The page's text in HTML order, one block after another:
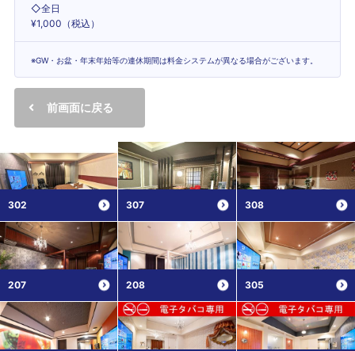
◇全日
¥1,000（税込）
※GW・お盆・年末年始等の連休期間は料金システムが異なる場合がございます。
前画面に戻る
302 307 308
207 208 305